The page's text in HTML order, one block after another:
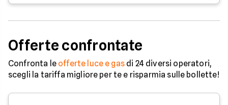
Offerte confrontate
Confronta le offerte luce e gasdi 24 diversi operatori,
scegli la tariffa migliore per te e risparmia sulle bollette!